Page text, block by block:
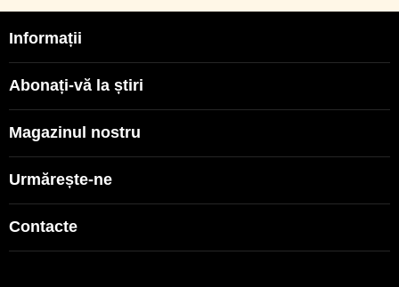
Informații
Abonați-vă la știri
Magazinul nostru
Urmărește-ne
Contacte